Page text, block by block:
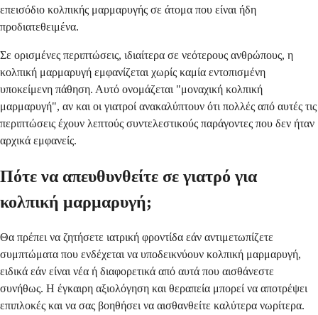
επεισόδιο κολπικής μαρμαρυγής σε άτομα που είναι ήδη
προδιατεθειμένα.
Σε ορισμένες περιπτώσεις, ιδιαίτερα σε νεότερους ανθρώπους, η
κολπική μαρμαρυγή εμφανίζεται χωρίς καμία εντοπισμένη
υποκείμενη πάθηση. Αυτό ονομάζεται "μοναχική κολπική
μαρμαρυγή", αν και οι γιατροί ανακαλύπτουν ότι πολλές από αυτές τις
περιπτώσεις έχουν λεπτούς συντελεστικούς παράγοντες που δεν ήταν
αρχικά εμφανείς.
Πότε να απευθυνθείτε σε γιατρό για
κολπική μαρμαρυγή;
Θα πρέπει να ζητήσετε ιατρική φροντίδα εάν αντιμετωπίζετε
συμπτώματα που ενδέχεται να υποδεικνύουν κολπική μαρμαρυγή,
ειδικά εάν είναι νέα ή διαφορετικά από αυτά που αισθάνεστε
συνήθως. Η έγκαιρη αξιολόγηση και θεραπεία μπορεί να αποτρέψει
επιπλοκές και να σας βοηθήσει να αισθανθείτε καλύτερα νωρίτερα.